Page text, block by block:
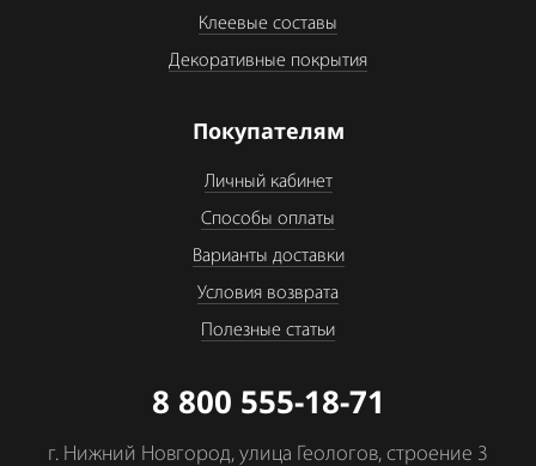
Клеевые составы
Декоративные покрытия
Покупателям
Личный кабинет
Способы оплаты
Варианты доставки
Условия возврата
Полезные статьи
8 800 555-18-71
г. Нижний Новгород, улица Геологов, строение 3